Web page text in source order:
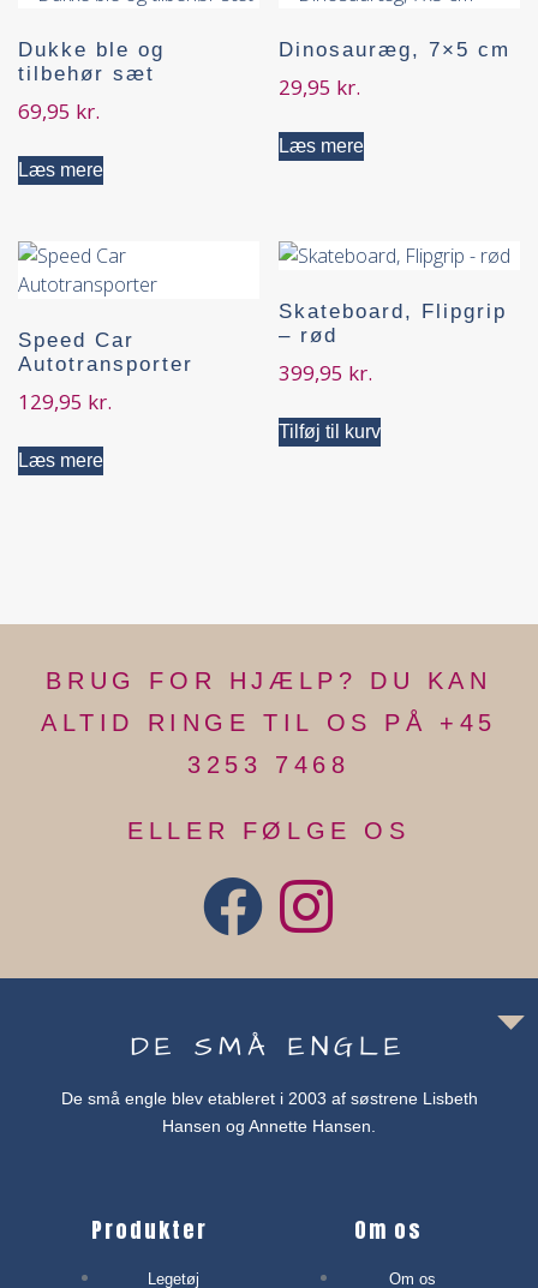
Dukke ble og
tilbehør sæt
69,95 kr.
Læs mere
Dinosauræg, 7×5 cm
29,95 kr.
Læs mere
Speed Car
Autotransporter
129,95 kr.
Læs mere
Skateboard, Flipgrip
– rød
399,95 kr.
Tilføj til kurv
BRUG FOR HJÆLP? DU KAN
ALTID RINGE TIL OS PÅ +45
3253 7468
ELLER FØLGE OS
DE SMÅ ENGLE
De små engle blev etableret i 2003 af søstrene Lisbeth
Hansen og Annette Hansen.
Produkter
Legetøj
Om os
Om os